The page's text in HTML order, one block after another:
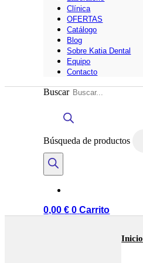
Clínica
OFERTAS
Catálogo
Blog
Sobre Katia Dental
Equipo
Contacto
Buscar
Búsqueda de productos
0,00€ 0 Carrito
Inicio